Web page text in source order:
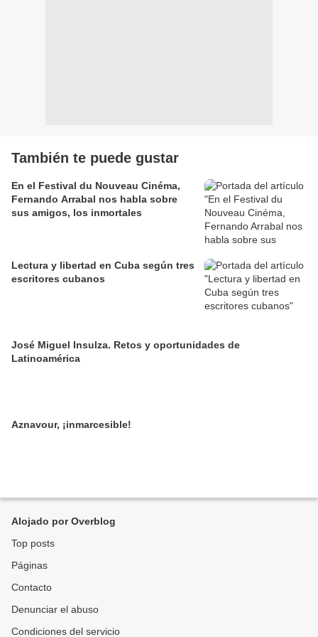
También te puede gustar
En el Festival du Nouveau Cinéma,
Fernando Arrabal nos habla sobre
sus amigos, los inmortales
Lectura y libertad en Cuba según tres
escritores cubanos
José Miguel Insulza. Retos y oportunidades de
Latinoamérica
Aznavour, ¡inmarcesible!
Alojado por Overblog
Top posts
Páginas
Contacto
Denunciar el abuso
Condiciones del servicio